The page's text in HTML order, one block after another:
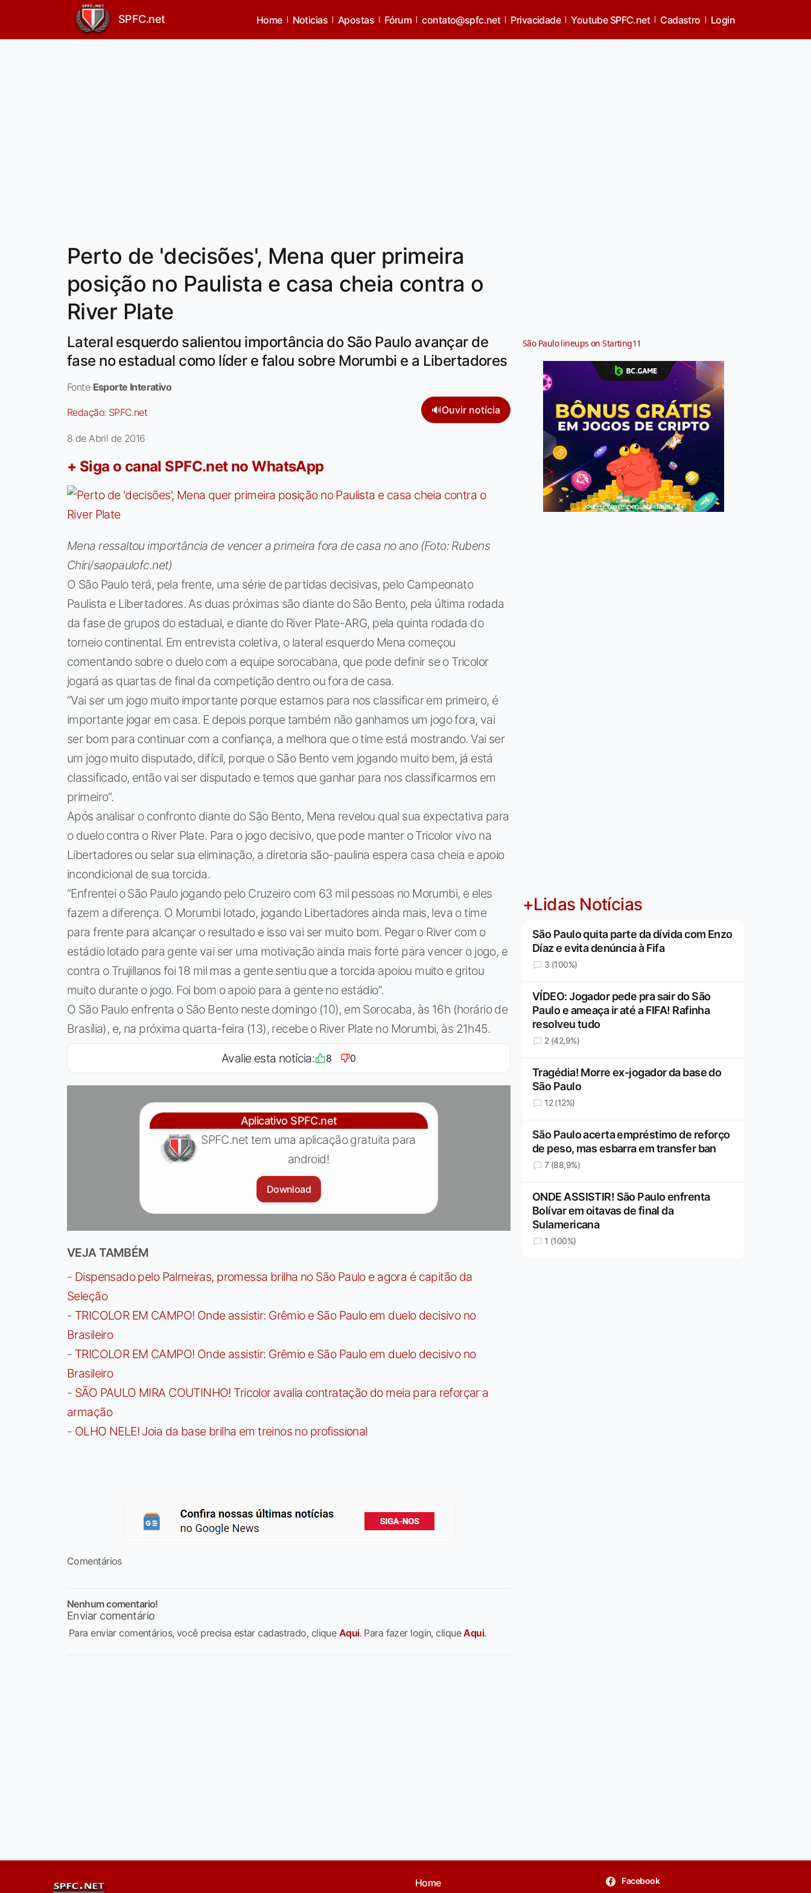
SPFC.net Home Noticias Apostas Fórum contato@spfc.net Privacidade Youtube SPFC.net Cadastro Login
Perto de 'decisões', Mena quer primeira
posição no Paulista e casa cheia contra o
River Plate
Lateral esquerdo salientou importância do São Paulo avançar de
fase no estadual como líder e falou sobre Morumbi e a Libertadores
Fonte Esporte Interativo
Redação: SPFC.net 🔊Ouvir notícia
8 de Abril de 2016
+ Siga o canal SPFC.net no WhatsApp
Mena ressaltou importância de vencer a primeira fora de casa no ano (Foto: Rubens
Chiri/saopaulofc.net)
O São Paulo terá, pela frente, uma série de partidas decisivas, pelo Campeonato
Paulista e Libertadores. As duas próximas são diante do São Bento, pela última rodada
da fase de grupos do estadual, e diante do River Plate-ARG, pela quinta rodada do
torneio continental. Em entrevista coletiva, o lateral esquerdo Mena começou
comentando sobre o duelo com a equipe sorocabana, que pode definir se o Tricolor
jogará as quartas de final da competição dentro ou fora de casa.
“Vai ser um jogo muito importante porque estamos para nos classificar em primeiro, é
importante jogar em casa. E depois porque também não ganhamos um jogo fora, vai
ser bom para continuar com a confiança, a melhora que o time está mostrando. Vai ser
um jogo muito disputado, difícil, porque o São Bento vem jogando muito bem, já está
classificado, então vai ser disputado e temos que ganhar para nos classificarmos em
primeiro”.
Após analisar o confronto diante do São Bento, Mena revelou qual sua expectativa para
o duelo contra o River Plate. Para o jogo decisivo, que pode manter o Tricolor vivo na
Libertadores ou selar sua eliminação, a diretoria são-paulina espera casa cheia e apoio
incondicional de sua torcida.
“Enfrentei o São Paulo jogando pelo Cruzeiro com 63 mil pessoas no Morumbi, e eles
fazem a diferença. O Morumbi lotado, jogando Libertadores ainda mais, leva o time
para frente para alcançar o resultado e isso vai ser muito bom. Pegar o River com o
estádio lotado para gente vai ser uma motivação ainda mais forte para vencer o jogo, e
contra o Trujillanos foi 18 mil mas a gente sentiu que a torcida apoiou muito e gritou
muito durante o jogo. Foi bom o apoio para a gente no estádio”.
O São Paulo enfrenta o São Bento neste domingo (10), em Sorocaba, às 16h (horário de
Brasília), e, na próxima quarta-feira (13), recebe o River Plate no Morumbi, às 21h45.
Avalie esta notícia: 8 0
Aplicativo SPFC.net
SPFC.net tem uma aplicação gratuita para
android!
Download
VEJA TAMBÉM
- Dispensado pelo Palmeiras, promessa brilha no São Paulo e agora é capitão da
Seleção
- TRICOLOR EM CAMPO! Onde assistir: Grêmio e São Paulo em duelo decisivo no
Brasileiro
- TRICOLOR EM CAMPO! Onde assistir: Grêmio e São Paulo em duelo decisivo no
Brasileiro
- SÃO PAULO MIRA COUTINHO! Tricolor avalia contratação do meia para reforçar a
armação
- OLHO NELE! Joia da base brilha em treinos no profissional
Comentários
Nenhum comentario!
Enviar comentário
Para enviar comentários, você precisa estar cadastrado, clique Aqui. Para fazer login, cliqueAqui.
São Paulo lineups on Starting11
Jogue com responsabilidade. 18+
+Lidas Notícias
São Paulo quita parte da dívida com Enzo
Díaz e evita denúncia à Fifa
3 (100%)
VÍDEO: Jogador pede pra sair do São
Paulo e ameaça ir até a FIFA! Rafinha
resolveu tudo
2 (42,9%)
Tragédia! Morre ex-jogador da base do
São Paulo
12 (12%)
São Paulo acerta empréstimo de reforço
de peso, mas esbarra em transfer ban
7 (88,9%)
ONDE ASSISTIR! São Paulo enfrenta
Bolívar em oitavas de final da
Sulamericana
1 (100%)
Home
Facebook